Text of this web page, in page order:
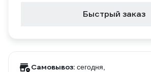
Быстрый заказ
Самовывоз: сегодня,